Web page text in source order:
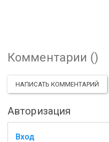
Комментарии ()
НАПИСАТЬ КОММЕНТАРИЙ
Авторизация
Вход